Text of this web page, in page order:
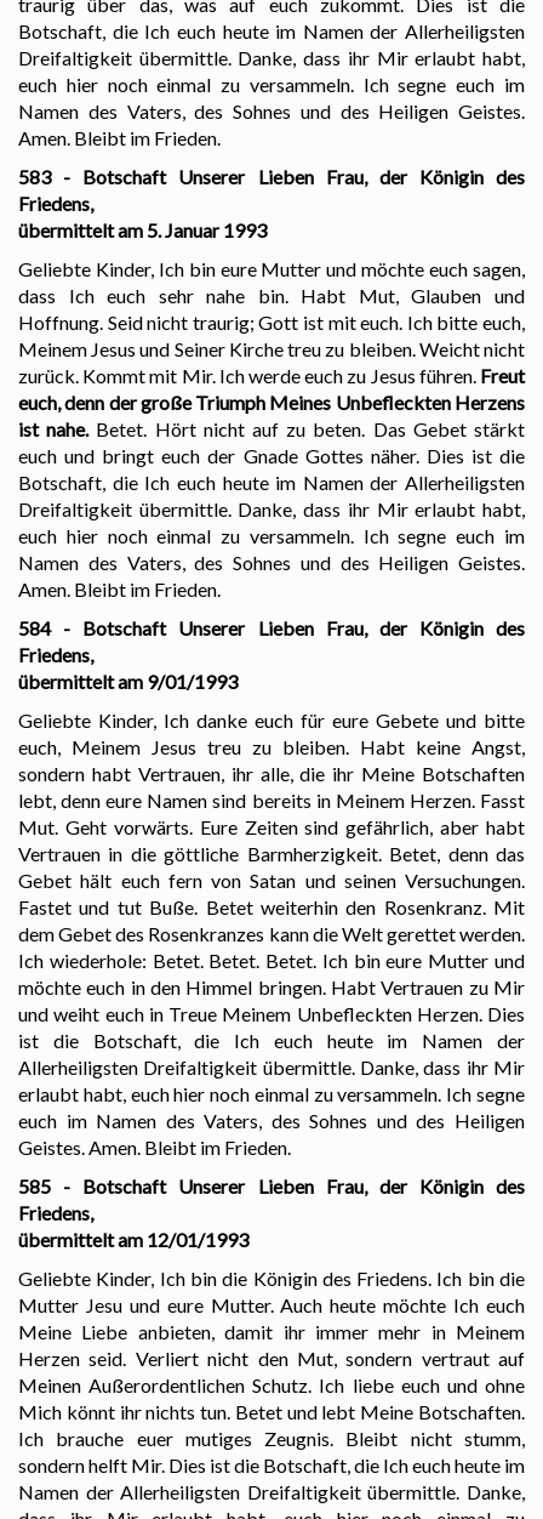
Botschaft, die Ich euch heute im Namen der Allerheiligsten
Dreifaltigkeit übermittle. Danke, dass ihr Mir erlaubt habt,
euch hier noch einmal zu versammeln. Ich segne euch im
Namen des Vaters, des Sohnes und des Heiligen Geistes.
Amen. Bleibt im Frieden.
583 - Botschaft Unserer Lieben Frau, der Königin des
Friedens,
übermittelt am 5. Januar 1993
Geliebte Kinder, Ich bin eure Mutter und möchte euch sagen,
dass Ich euch sehr nahe bin. Habt Mut, Glauben und
Hoffnung. Seid nicht traurig; Gott ist mit euch. Ich bitte euch,
Meinem Jesus und Seiner Kirche treu zu bleiben. Weicht nicht
zurück. Kommt mit Mir. Ich werde euch zu Jesus führen. Freut
euch, denn der große Triumph Meines Unbefleckten Herzens
ist nahe. Betet. Hört nicht auf zu beten. Das Gebet stärkt
euch und bringt euch der Gnade Gottes näher. Dies ist die
Botschaft, die Ich euch heute im Namen der Allerheiligsten
Dreifaltigkeit übermittle. Danke, dass ihr Mir erlaubt habt,
euch hier noch einmal zu versammeln. Ich segne euch im
Namen des Vaters, des Sohnes und des Heiligen Geistes.
Amen. Bleibt im Frieden.
584 - Botschaft Unserer Lieben Frau, der Königin des
Friedens,
übermittelt am 9/01/1993
Geliebte Kinder, Ich danke euch für eure Gebete und bitte
euch, Meinem Jesus treu zu bleiben. Habt keine Angst,
sondern habt Vertrauen, ihr alle, die ihr Meine Botschaften
lebt, denn eure Namen sind bereits in Meinem Herzen. Fasst
Mut. Geht vorwärts. Eure Zeiten sind gefährlich, aber habt
Vertrauen in die göttliche Barmherzigkeit. Betet, denn das
Gebet hält euch fern von Satan und seinen Versuchungen.
Fastet und tut Buße. Betet weiterhin den Rosenkranz. Mit
dem Gebet des Rosenkranzes kann die Welt gerettet werden.
Ich wiederhole: Betet. Betet. Betet. Ich bin eure Mutter und
möchte euch in den Himmel bringen. Habt Vertrauen zu Mir
und weiht euch in Treue Meinem Unbefleckten Herzen. Dies
ist die Botschaft, die Ich euch heute im Namen der
Allerheiligsten Dreifaltigkeit übermittle. Danke, dass ihr Mir
erlaubt habt, euch hier noch einmal zu versammeln. Ich segne
euch im Namen des Vaters, des Sohnes und des Heiligen
Geistes. Amen. Bleibt im Frieden.
585 - Botschaft Unserer Lieben Frau, der Königin des
Friedens,
übermittelt am 12/01/1993
Geliebte Kinder, Ich bin die Königin des Friedens. Ich bin die
Mutter Jesu und eure Mutter. Auch heute möchte Ich euch
Meine Liebe anbieten, damit ihr immer mehr in Meinem
Herzen seid. Verliert nicht den Mut, sondern vertraut auf
Meinen Außerordentlichen Schutz. Ich liebe euch und ohne
Mich könnt ihr nichts tun. Betet und lebt Meine Botschaften.
Ich brauche euer mutiges Zeugnis. Bleibt nicht stumm,
sondern helft Mir. Dies ist die Botschaft, die Ich euch heute im
Namen der Allerheiligsten Dreifaltigkeit übermittle. Danke,